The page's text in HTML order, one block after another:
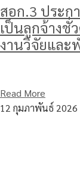
สอก.3 ประก
เป็นลูกจ้างชั่
งานวิจัยแล
Read More
12 กุมภาพันธ์ 2026